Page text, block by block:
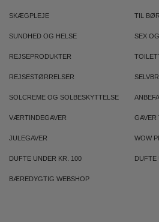
SKÆGPLEJE TIL
SUNDHED OG HELSE SEX
REJSEPRODUKTER
REJSESTØRRELSER
SOLCREME OG SOLBESKYTTELSE
VÆRTINDEGAVER
JULEGAVER WOW
DUFTE UNDER KR. 100 DUFTE
BÆREDYGTIG WEBSHOP